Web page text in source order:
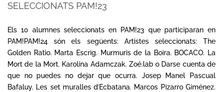
SELECCIONATS PAM!23
06-
16
Els 10 alumnes seleccionats en PAM!23 que participaran en
PAM!PAM!24 són els següents: Artistes seleccionats: The
Golden Ratio. Marta Escrig. Murmuris de la Boira. BOCACO. La
Mort de la Mort. Karolina Adamczak. Zoé.lab o Darse cuenta de
que no puedes no dejar que ocurra. Josep Manel Pascual
Bafaluy. Les set muralles d’Ecbatana. Marcos Pizarro Giménez.